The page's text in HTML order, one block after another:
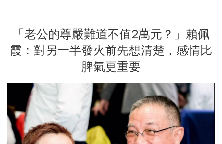
「老公的尊嚴難道不值2萬元？」賴佩
霞：對另一半發火前先想清楚，感情比
脾氣更重要